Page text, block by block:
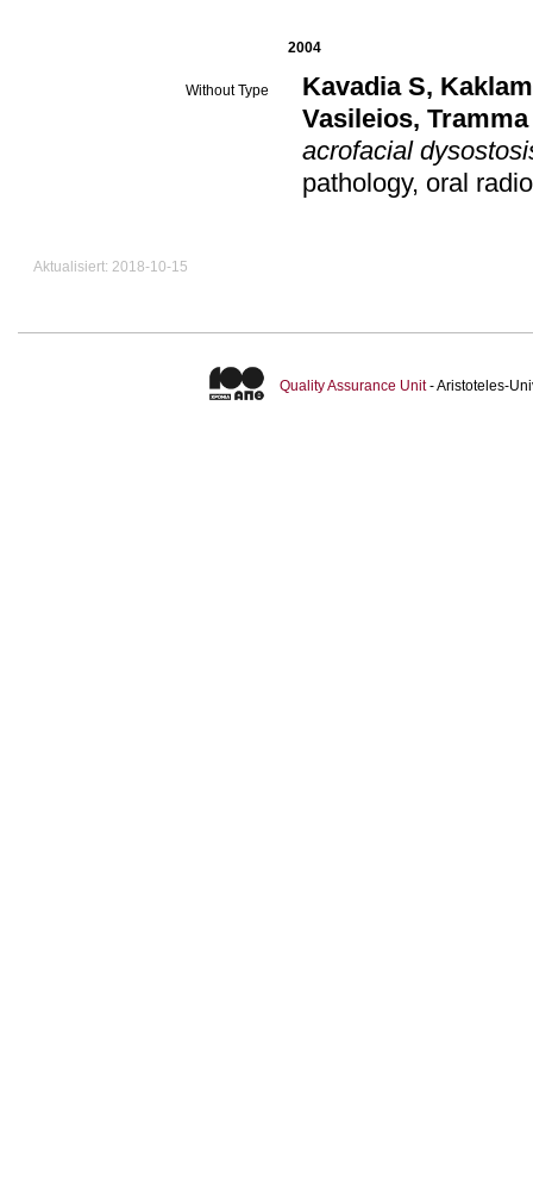
2004
Without Type Kavadia S,
Vasileios,
acrofacial
pathology, oral
Aktualisiert: 2018-10-15
Quality Assurance Unit- Aristoteles-